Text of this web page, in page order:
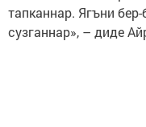
тапканнар. Ягъни
сузганнар», – диде